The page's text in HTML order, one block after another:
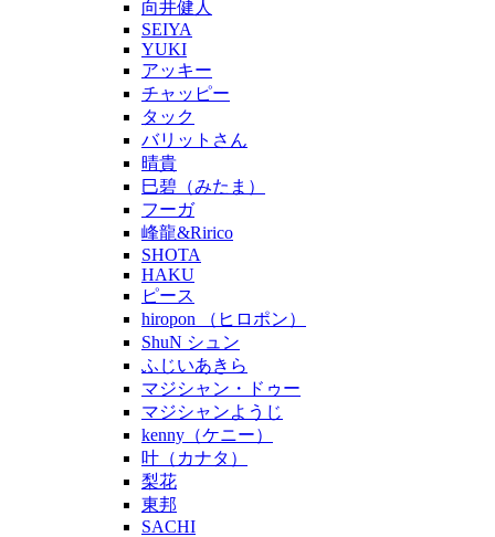
向井健人
SEIYA
YUKI
アッキー
チャッピー
タック
バリットさん
晴貴
巳碧（みたま）
フーガ
峰龍&Ririco
SHOTA
HAKU
ピース
hiropon （ヒロポン）
ShuN シュン
ふじいあきら
マジシャン・ドゥー
マジシャンようじ
kenny（ケニー）
叶（カナタ）
梨花
東邦
SACHI